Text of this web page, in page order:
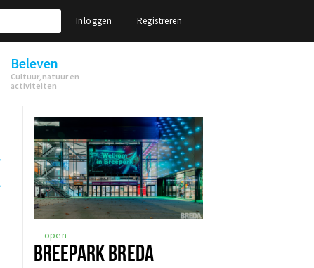
Inloggen Registreren
Beleven
Cultuur, natuur en
activiteiten
open
BREEPARK BREDA